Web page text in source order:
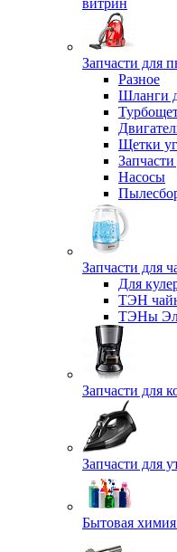
витрин
Запчасти для
Разное
Шланги
Щетки
Насосы
Запчасти для
Для
ТЭН
ТЭНы
Запчасти для
Запчасти для
Бытовая